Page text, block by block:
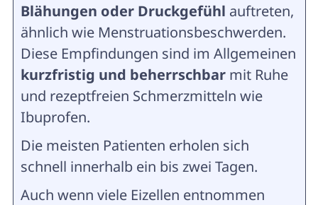
Blähungen oder Druckgefühl auftreten,
ähnlich wie Menstruationsbeschwerden.
Diese Empfindungen sind im Allgemeinen
kurzfristig und beherrschbarmit Ruhe
und rezeptfreien Schmerzmitteln wie
Ibuprofen.
Die meisten Patienten erholen sich
schnell innerhalb ein bis zwei Tagen.
Auch wenn viele Eizellen entnommen